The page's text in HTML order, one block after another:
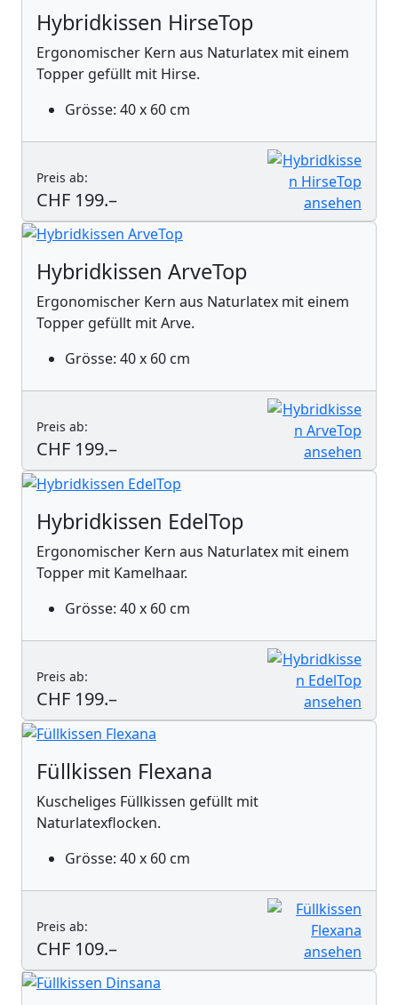
Hybridkissen HirseTop
Ergonomischer Kern aus Naturlatex mit einem
Topper gefüllt mit Hirse.
Grösse: 40 x 60 cm
Preis ab:
CHF 199.–
Hybridkissen ArveTop
Ergonomischer Kern aus Naturlatex mit einem
Topper gefüllt mit Arve.
Grösse: 40 x 60 cm
Preis ab:
CHF 199.–
Hybridkissen EdelTop
Ergonomischer Kern aus Naturlatex mit einem
Topper mit Kamelhaar.
Grösse: 40 x 60 cm
Preis ab:
CHF 199.–
Füllkissen Flexana
Kuscheliges Füllkissen gefüllt mit
Naturlatexflocken.
Grösse: 40 x 60 cm
Preis ab:
CHF 109.–